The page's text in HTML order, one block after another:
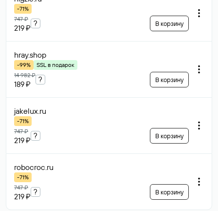
-71%
747 ₽
219 ₽
? В корзину
hray.shop
-99%
SSL в подарок
14 982 ₽
189 ₽
? В корзину
jakelux.ru
-71%
747 ₽
219 ₽
? В корзину
robocroc.ru
-71%
747 ₽
219 ₽
? В корзину